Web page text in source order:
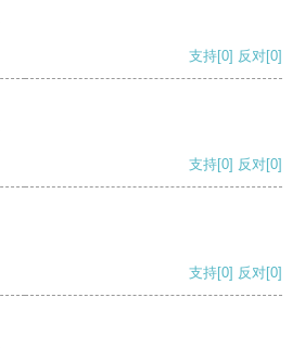
支持[0] 反对[0]
支持[0] 反对[0]
支持[0] 反对[0]